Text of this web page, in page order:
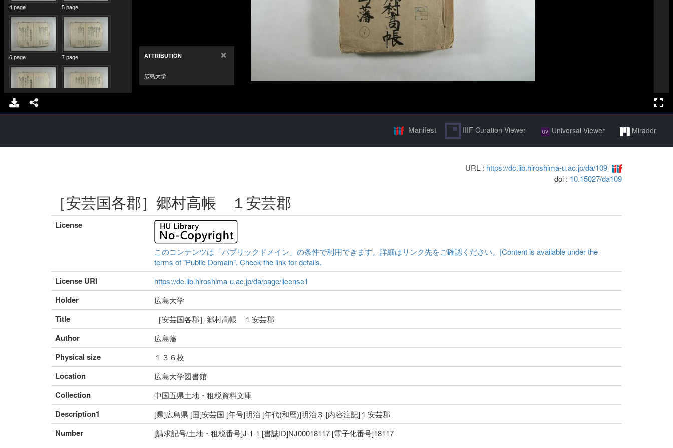
Manifest IIIF Curation Viewer Universal Viewer Mirador
URL : https://dc.lib.hiroshima-u.ac.jp/da/109
doi : 10.15027/da109
［安芸国各郡］郷村高帳 １安芸郡
License
このコンテンツは「パブリックドメイン」の条件で利用できます。詳細はリンク先をご確認ください。|Content is available under the
terms of "Public Domain". Check the link for details.
License URI https://dc.lib.hiroshima-u.ac.jp/da/page/license1
Holder 広島大学
Title ［安芸国各郡］郷村高帳 １安芸郡
Author 広島藩
Physical size １３６枚
Location 広島大学図書館
Collection 中国五県土地・租税資料文庫
Description1 [県]広島県 [国]安芸国 [年号]明治 [年代(和暦)]明治３ [内容注記]１安芸郡
Number [請求記号/土地・租税番号]J-1-1 [書誌ID]NJ00018117 [電子化番号]18117